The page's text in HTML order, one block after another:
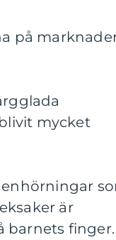
på
mycket
enhörningar
är
barnets finger.